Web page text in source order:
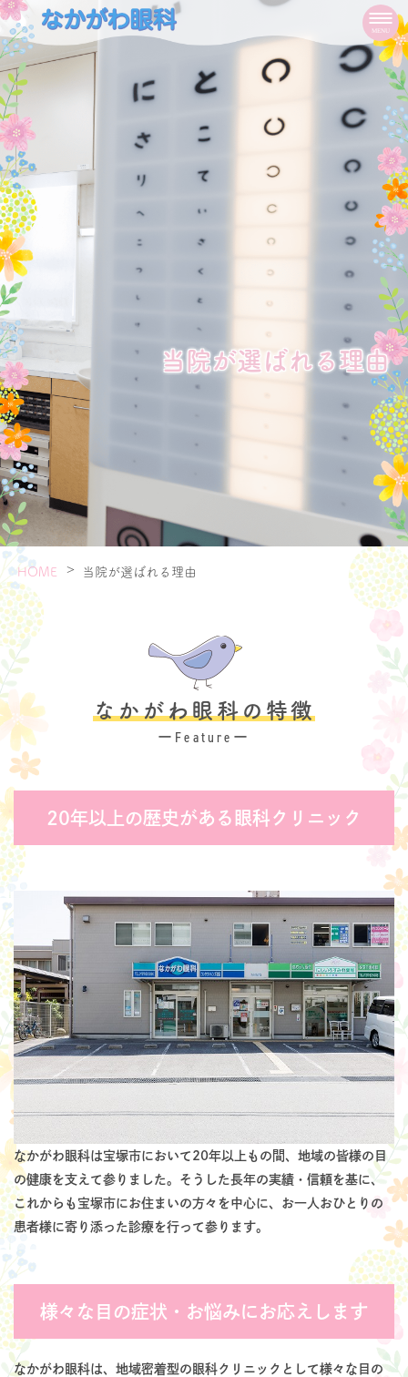
MENU
HOME
院長紹介
医院紹介
当院が選ばれる理由
ドクターズインタビュー
新型コロナウイルス対策
症状から探す
病気から探す
当院が選ばれる理由
HOME > 当院が選ばれる理由
なかがわ眼科の特徴
ーFeatureー
20年以上の歴史がある眼科クリニック
なかがわ眼科は宝塚市において20年以上もの間、地域の皆様の目
の健康を支えて参りました。そうした長年の実績・信頼を基に、
これからも宝塚市にお住まいの方々を中心に、お一人おひとりの
患者様に寄り添った診療を行って参ります。
様々な目の症状・お悩みにお応えします
なかがわ眼科は、地域密着型の眼科クリニックとして様々な目の